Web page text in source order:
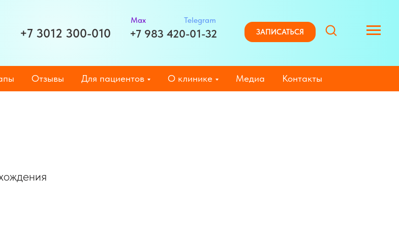
ЗАПИСАТЬСЯ
+7 3012 300-010 +7 983 420-01-32
Max Telegram
Отзывы Для пациентов О клинике Медиа Контакты